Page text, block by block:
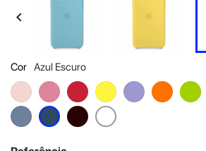

Cor Azul Escuro
Rosa
Claro
Rosa VermelhoAmareloRoxo Laranja
Azul
Azul
Escuro
Preto Branco